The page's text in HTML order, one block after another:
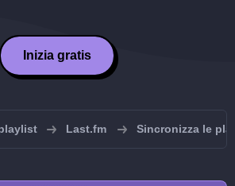
Inizia gratis
Last.fm Sincronizza le